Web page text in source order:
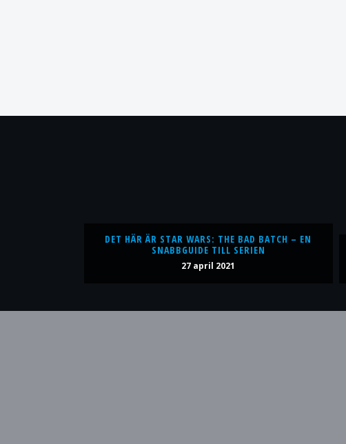
DET HÄR ÄR STAR WARS: THE BAD BATCH – EN
SNABBGUIDE TILL SERIEN
27 april 2021